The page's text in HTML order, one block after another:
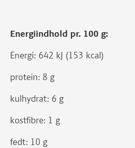
Energiindhold pr. 100 g:
Energi: 642 kJ (153 kcal)
protein: 8 g
kulhydrat: 6 g
kostfibre: 1 g
fedt: 10 g